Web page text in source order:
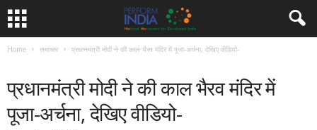
Home समाचार प्रधानमंत्री मोदी ने की काल भैरव मंदिर में पूजा-अर्चना, देखिए वीडियो-
प्रधानमंत्री मोदी ने की काल भैरव मंदिर में
पूजा-अर्चना, देखिए वीडियो-